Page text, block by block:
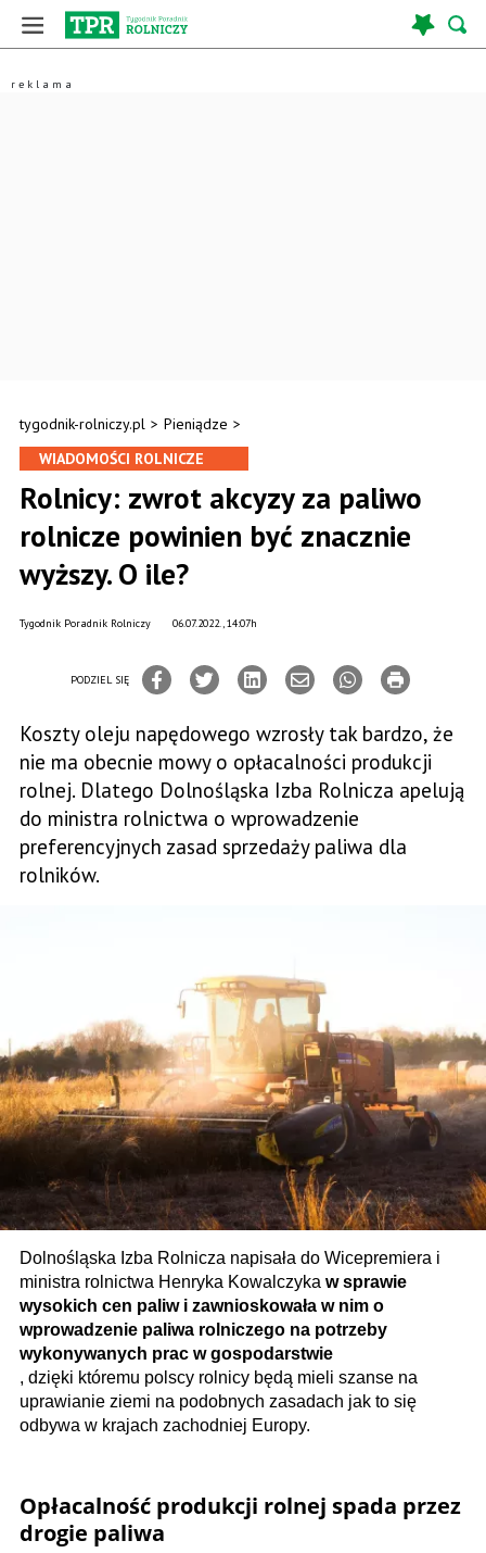
tygodnik-rolniczy.pl > Pieniądze >
WIADOMOŚCI ROLNICZE
Rolnicy: zwrot akcyzy za paliwo
rolnicze powinien być znacznie
wyższy. O ile?
06.07.2022., 14:07h
Tygodnik Poradnik Rolniczy
PODZIEL SIĘ
Koszty oleju napędowego wzrosły tak bardzo, że
nie ma obecnie mowy o opłacalności produkcji
rolnej. Dlatego Dolnośląska Izba Rolnicza apelują
do ministra rolnictwa o wprowadzenie
preferencyjnych zasad sprzedaży paliwa dla
rolników.
Dolnośląska Izba Rolnicza napisała do Wicepremiera i
ministra rolnictwa Henryka Kowalczyka w sprawie
wysokich cen paliw i zawnioskowała w nim o
wprowadzenie paliwa rolniczego na potrzeby
wykonywanych prac w gospodarstwie
, dzięki któremu polscy rolnicy będą mieli szanse na
uprawianie ziemi na podobnych zasadach jak to się
odbywa w krajach zachodniej Europy.
Opłacalność produkcji rolnej spada przez
drogie paliwa